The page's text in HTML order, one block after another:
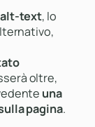
alt-text, lo
oltre,
una
pagina.